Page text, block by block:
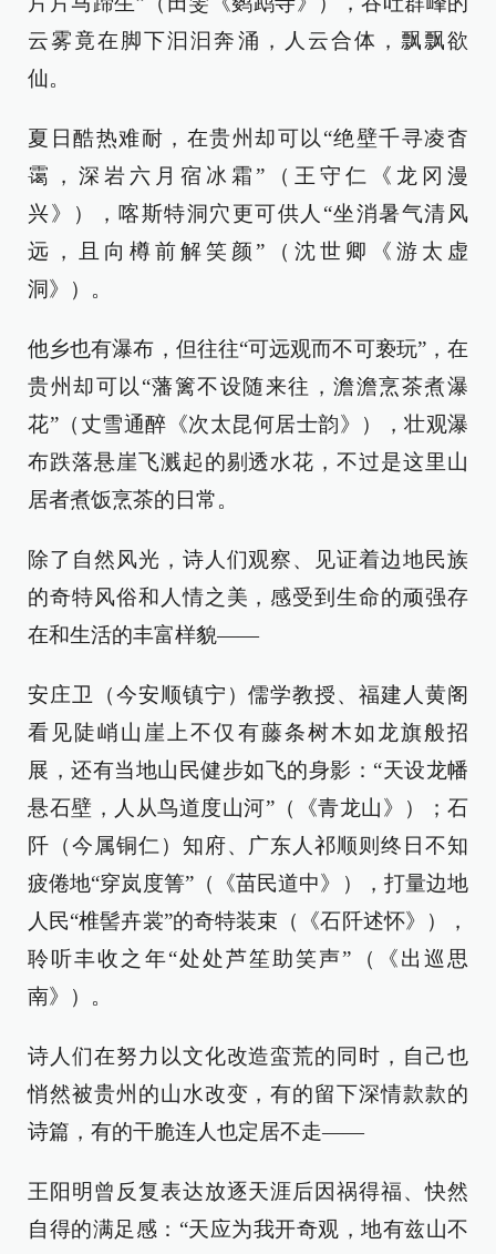
云雾竟在脚下汩汩奔涌，人云合体，飘飘欲
仙。
夏日酷热难耐，在贵州却可以“绝壁千寻凌杳
霭，深岩六月宿冰霜”（王守仁《龙冈漫
兴》），喀斯特洞穴更可供人“坐消暑气清风
远，且向樽前解笑颜”（沈世卿《游太虚
洞》）。
他乡也有瀑布，但往往“可远观而不可亵玩”，在
贵州却可以“藩篱不设随来往，澹澹烹茶煮瀑
花”（丈雪通醉《次太昆何居士韵》），壮观瀑
布跌落悬崖飞溅起的剔透水花，不过是这里山
居者煮饭烹茶的日常。
除了自然风光，诗人们观察、见证着边地民族
的奇特风俗和人情之美，感受到生命的顽强存
在和生活的丰富样貌——
安庄卫（今安顺镇宁）儒学教授、福建人黄阁
看见陡峭山崖上不仅有藤条树木如龙旗般招
展，还有当地山民健步如飞的身影：“天设龙幡
悬石壁，人从鸟道度山河”（《青龙山》）；石
阡（今属铜仁）知府、广东人祁顺则终日不知
疲倦地“穿岚度箐”（《苗民道中》），打量边地
人民“椎髻卉裳”的奇特装束（《石阡述怀》），
聆听丰收之年“处处芦笙助笑声”（《出巡思
南》）。
诗人们在努力以文化改造蛮荒的同时，自己也
悄然被贵州的山水改变，有的留下深情款款的
诗篇，有的干脆连人也定居不走——
王阳明曾反复表达放逐天涯后因祸得福、快然
自得的满足感：“天应为我开奇观，地有兹山不